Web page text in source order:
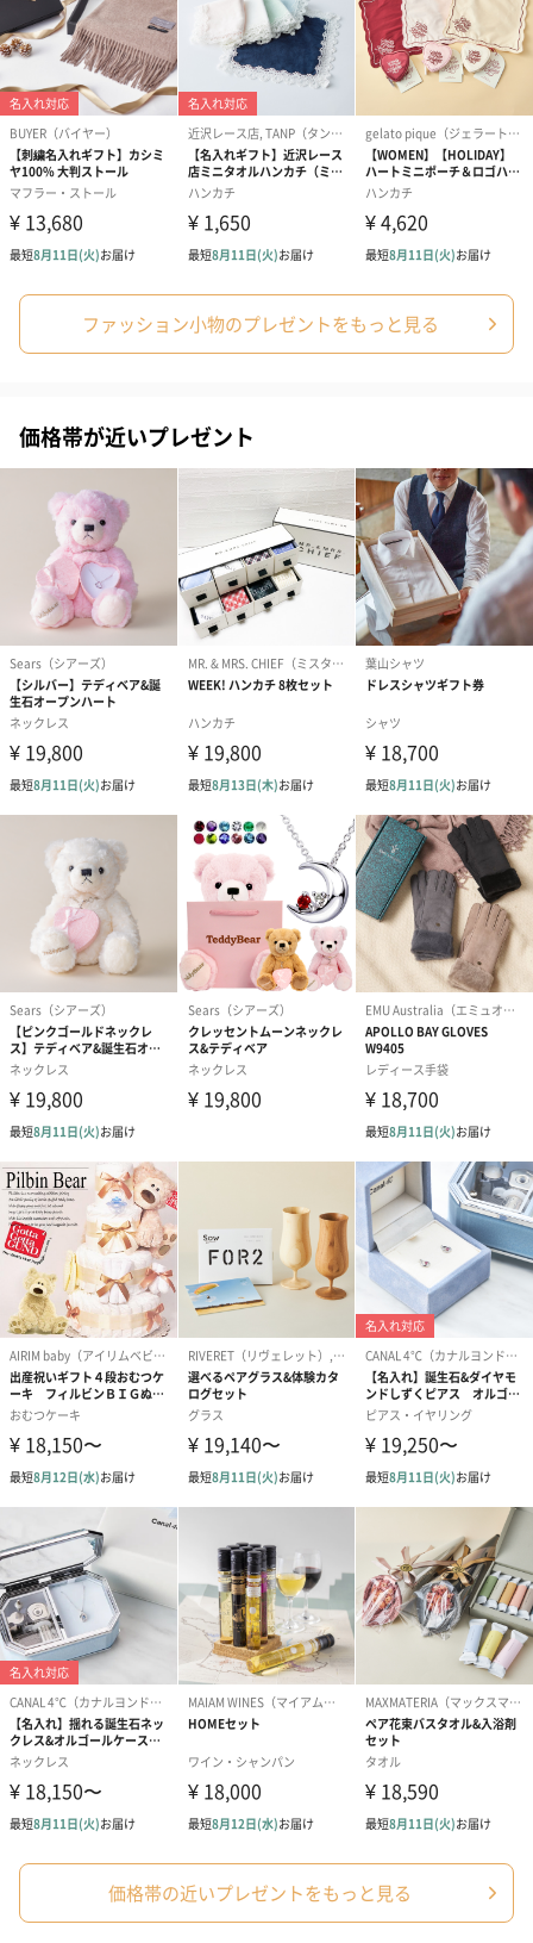
ゴールド（390円） ピンク（390円） グリーン（
生花
生花のブーケを同梱します。
※9-15時にご注文いただく場合、最短のお届け可能日が通常より
シーズンブーケ（ひま
わり）（1,880円）
ブーケ（ホワイトグリ
ーン）（1,650円）
ブーケ（ピン
（1,650円）
ドライフラワー・プリザーブドフラワー
自然のお花で作ったドライフラワー・プリザーブドフラワーを同
梱します。
一部花材が写真と異なる場合がございます。予めご了承くださ
い。パッケージに入れてお届けします。
プリザーブドフラワー
ブーケ（ピンク）
（2,580円）
プリザーブドフラワー
ブーケ（ブルー）
アミュレット
ク）（1,500円
ぬいぐるみ
愛らしいぬいぐるみを同梱してお届けします。
誕生日・記念日・出産祝いなどのシーンにおすすめです。
フラワーテディベア
（2,390円）
（1,760円）
テディベア（
ル）（1,760
紅茶・コーヒー・スイーツ
紅茶・コーヒー・スイーツを同梱してお届けいたします。ギフト
への＋αにおすすめです。
ファッション小物のプレゼントをもっと見る
価格帯が近いプレゼント
価格帯の近いプレゼントをもっと見る